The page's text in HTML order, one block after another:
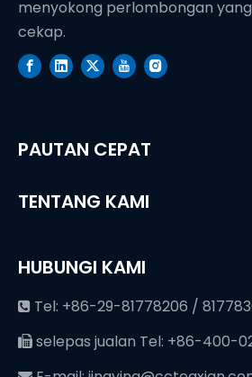
menyokong perlombongan
cekap.
PAUTAN CEPAT
TENTANG KAMI
HUBUNGI KAMI
 Tel: +86-29-81778206 /
 selepas jualan Tel: +86-400-